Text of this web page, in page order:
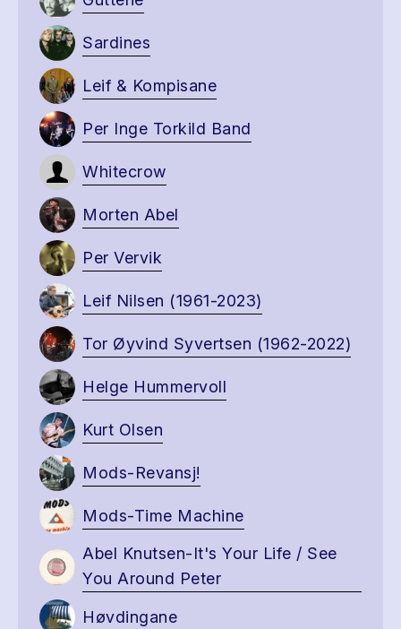
Sardines
Leif & Kompisane
Per Inge Torkild Band
Whitecrow
Morten Abel
Per Vervik
Leif Nilsen (1961-2023)
Tor Øyvind Syvertsen (1962-2022)
Helge Hummervoll
Kurt Olsen
Mods-Revansj!
Mods-Time Machine
Abel Knutsen-It's Your Life / See
You Around Peter
Høvdingane